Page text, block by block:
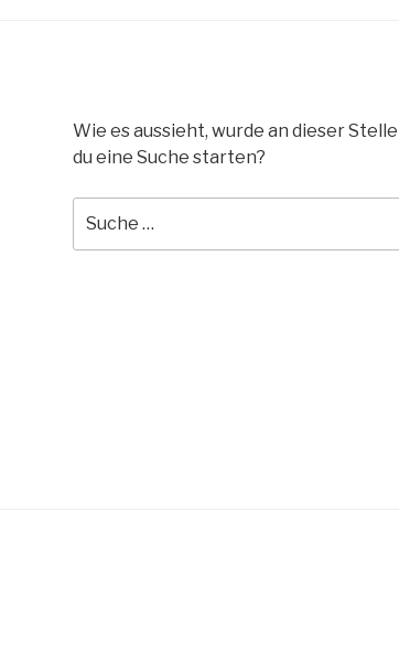
Wie es aussieht, wurde an dieser
du eine Suche starten?
nach: